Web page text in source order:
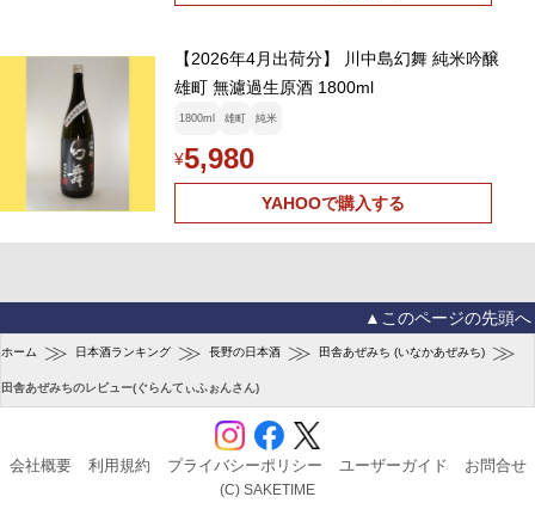
【2026年4月出荷分】 川中島幻舞 純米吟醸
雄町 無濾過生原酒 1800ml
1800ml 雄町 純米
¥5,980
YAHOOで購入する
▲このページの先頭へ
ホーム ≫ 日本酒ランキング ≫ 長野の日本酒 ≫ 田舎あぜみち (いなかあぜみち) ≫
田舎あぜみちのレビュー(ぐらんてぃふぉんさん)
会社概要 利用規約 プライバシーポリシー ユーザーガイド お問合せ
(C) SAKETIME